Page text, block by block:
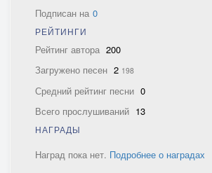
Подписан на 0
РЕЙТИНГИ
Рейтинг автора 200
Загружено песен 2 198
Средний рейтинг песни 0
Всего прослушиваний 13
НАГРАДЫ
Наград пока нет. Подробнее о наградах